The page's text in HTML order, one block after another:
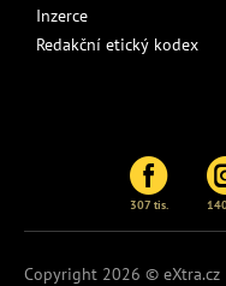
Inzerce
Redakční etický kodex
307 tis.
Copyright 2026 © eXtra.cz